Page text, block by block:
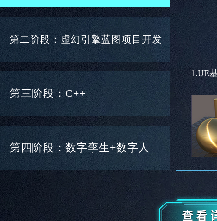
第二阶段：虚幻引擎蓝图项目开发
第三阶段：C++
第四阶段：数字孪生+数字人
1.UE